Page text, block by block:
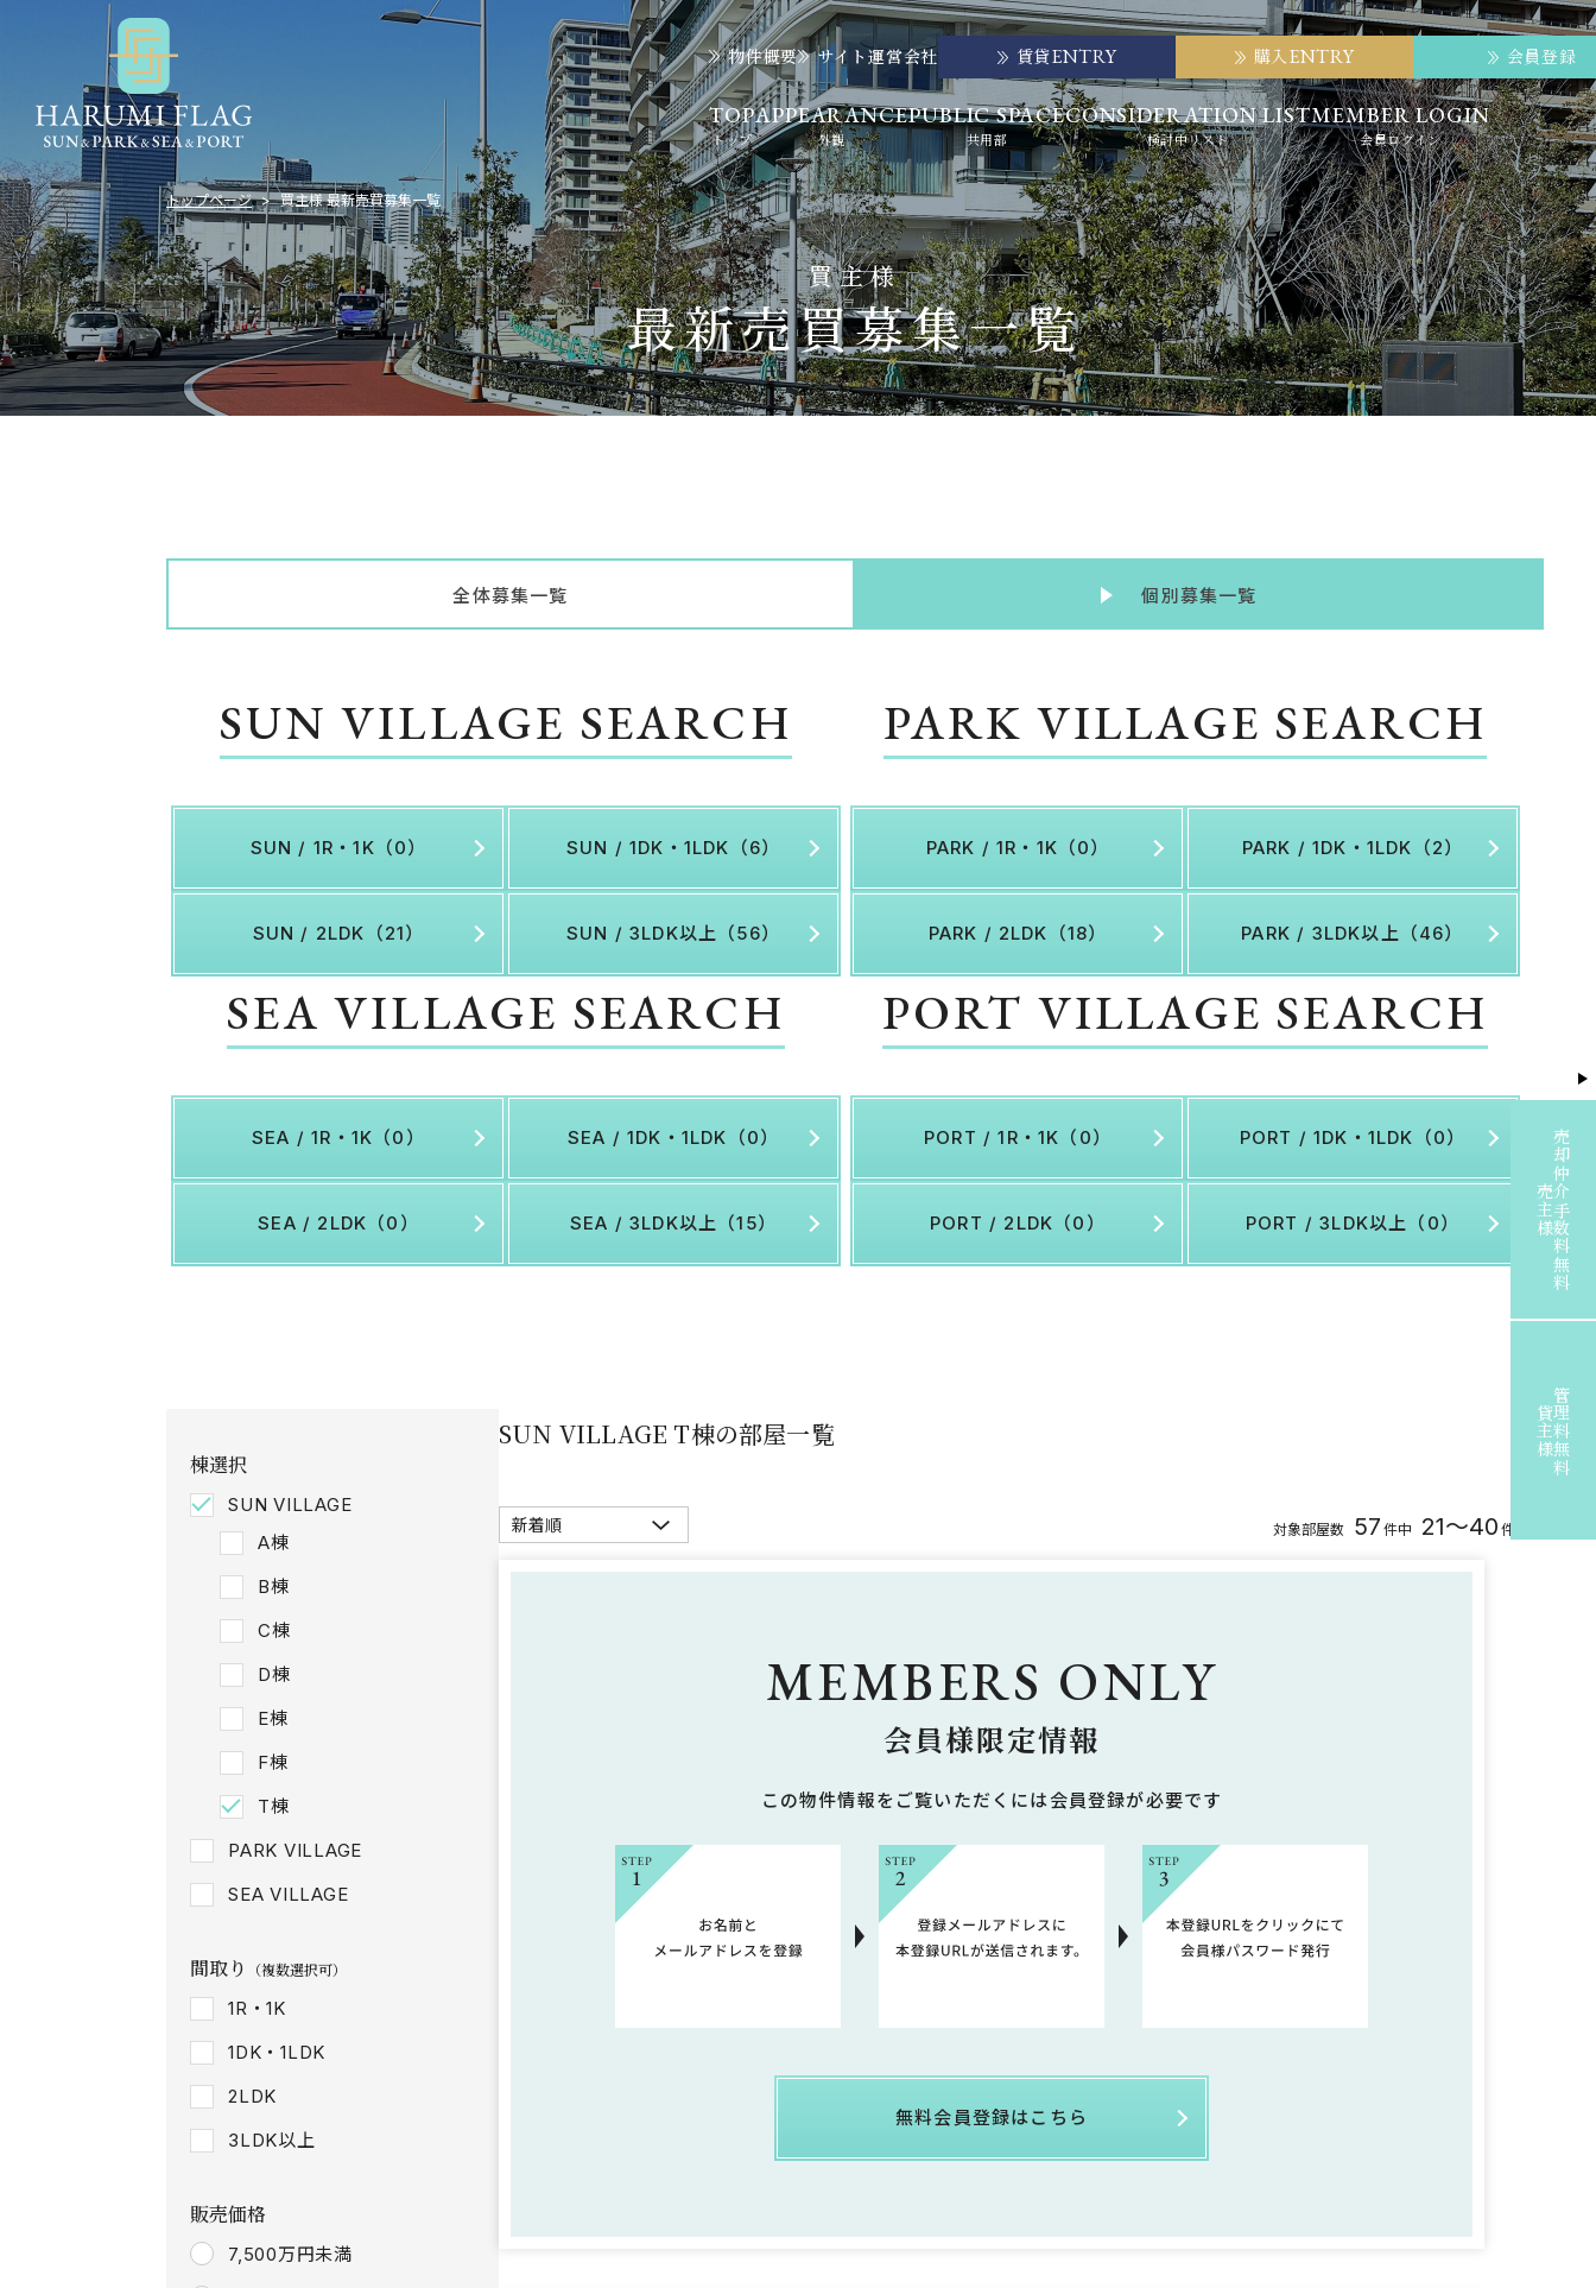
物件概要 サイト運営会社 賃貸ENTRY 購入ENTRY 会員登録
TOP
トップ
APPEARANCE
外観
PUBLIC SPACE
共用部
CONSIDERATION LIST
検討中リスト
MEMBER LOGIN
会員ログイン
トップページ 買主様 最新売買募集一覧
買主様
最新売買募集一覧
全体募集一覧 個別募集一覧
SUN VILLAGE SEARCH
SUN / 1R・1K（0） SUN / 1DK・1LDK（6）
SUN / 2LDK（21） SUN / 3LDK以上（56）
PARK VILLAGE SEARCH
PARK / 1R・1K（0） PARK / 1DK・1LDK（2）
PARK / 2LDK（18） PARK / 3LDK以上（46）
SEA VILLAGE SEARCH
SEA / 1R・1K（0） SEA / 1DK・1LDK（0）
SEA / 2LDK（0） SEA / 3LDK以上（15）
PORT VILLAGE SEARCH
PORT / 1R・1K（0） PORT / 1DK・1LDK（0）
PORT / 2LDK（0） PORT / 3LDK以上（0）
棟選択
SUN VILLAGE
A棟
B棟
C棟
D棟
E棟
F棟
T棟
PARK VILLAGE
SEA VILLAGE
間取り （複数選択可）
1R・1K
1DK・1LDK
2LDK
3LDK以上
販売価格
7,500万円未満
SUN VILLAGE T棟の部屋一覧
対象部屋数 57 件中 21～40 件表示
MEMBERS ONLY
会員様限定情報
この物件情報をご覧いただくには会員登録が必要です
無料会員登録はこちら
売主様売却仲介手数料無料
貸主様管理料無料